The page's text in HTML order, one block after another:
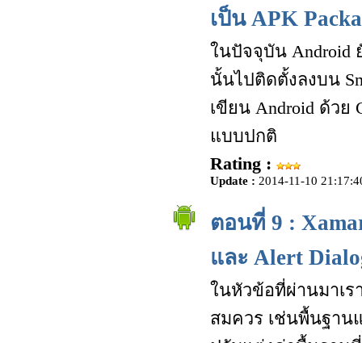
เป็น APK
ในปัจจุบัน Android
นั้นไปติดตั้งลงบน
เขียน Android ด้วย
แบบปกติ
Rating :
Update : 2014-11-10
ตอนที่ 9 :
และ Alert
ในหัวข้อที่ผ่านมาเร
สมควร เช่นพื้นฐานแ